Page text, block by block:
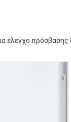
έλεγχο πρόσβασης